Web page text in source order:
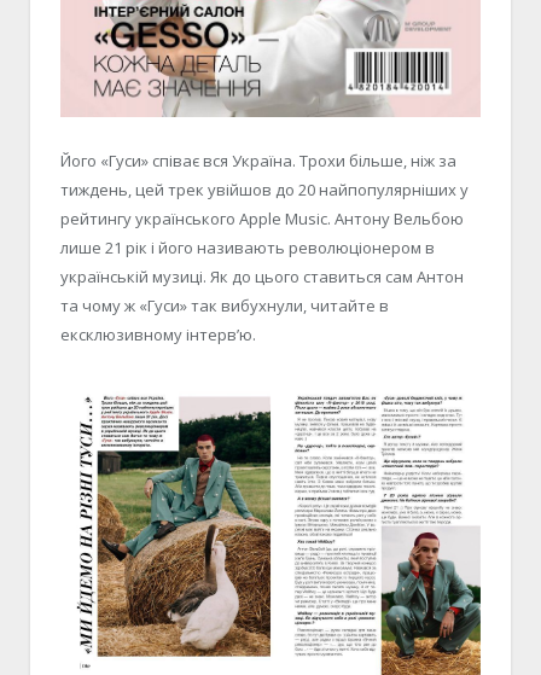
Його «Гуси» співає вся Україна. Трохи більше, ніж за
тиждень, цей трек увійшов до 20 найпопулярніших у
рейтингу українського Apple Music. Антону Вельбою
лише 21 рік і його називають революціонером в
українській музиці. Як до цього ставиться сам Антон
та чому ж «Гуси» так вибухнули, читайте в
ексклюзивному інтерв’ю.